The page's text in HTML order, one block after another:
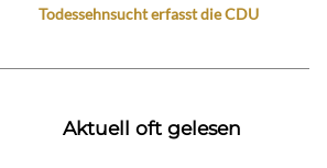
Todessehnsucht erfasst die CDU
Aktuell oft gelesen